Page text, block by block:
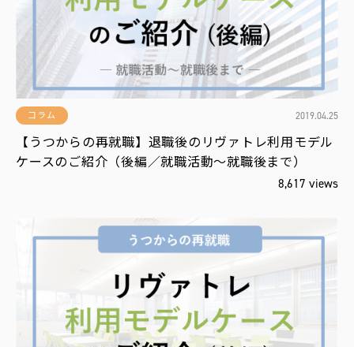
コラム 2019.04.25
【うつからの再就職】退職後のリヴァトレ利用モデル
ケースのご紹介（後編／就職活動～就職後まで）
8,617 views